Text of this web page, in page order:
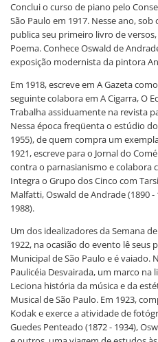
Conclui o curso de piano pelo
São Paulo em 1917. Nesse ano,
publica seu primeiro livro de
Poema. Conhece Oswald de
exposição modernista da pintora
Em 1918, escreve em A Gazeta
seguinte colabora em A Cigarra, O
Trabalha assiduamente na revista
Nessa época freqüenta o estúdio
1955), de quem compra um
1921, escreve para o Jornal do
contra o parnasianismo e colabora
Integra o Grupo dos Cinco com
Malfatti, Oswald de Andrade (1890
1988).
Um dos idealizadores da Semana
1922, na ocasião do evento lê seus
Municipal de São Paulo e é vaiado.
Paulicéia Desvairada, um marco
Leciona história da música e da
Musical de São Paulo. Em 1923,
Kodak e exerce a atividade de
Guedes Penteado (1872 - 1934),